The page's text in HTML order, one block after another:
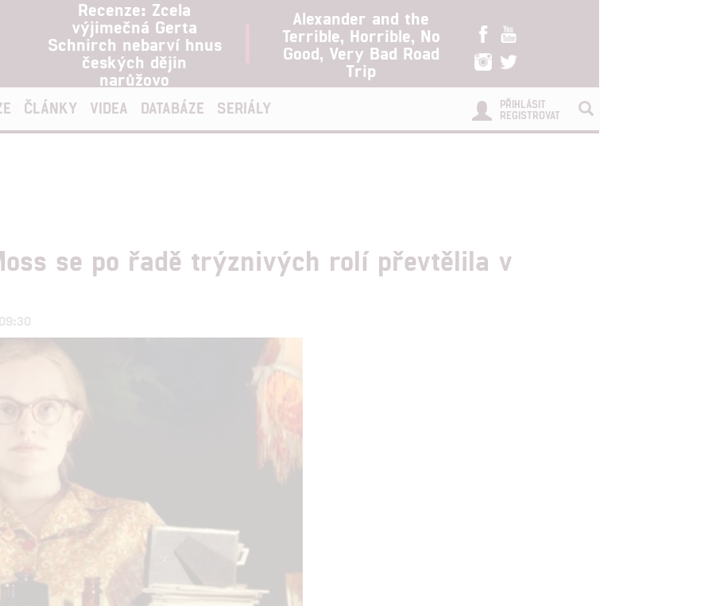
Recenze: Zcela
výjimečná Gerta
Schnirch nebarví hnus
českých dějin
narůžovo
Alexander and the
Terrible, Horrible, No
Good, Very Bad Road
Trip
ČLÁNKY VIDEA DATABÁZE SERIÁLY
PŘIHLÁSIT
REGISTROVAT
se po řadě trýznivých rolí převtělila v